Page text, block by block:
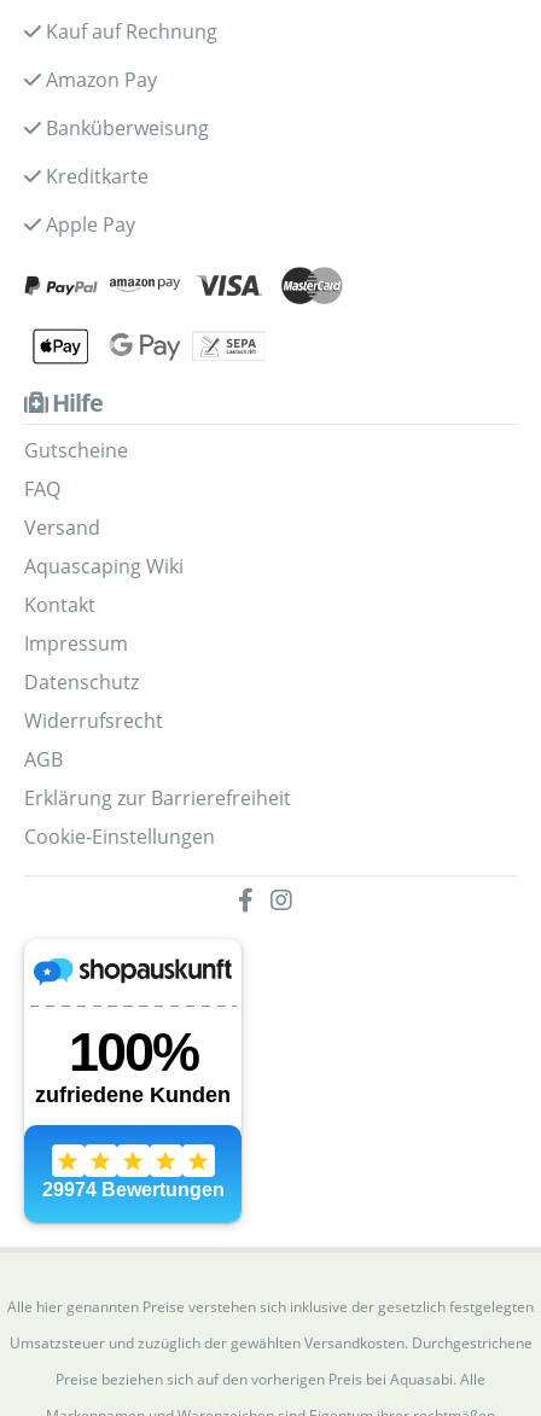
Kauf auf Rechnung
Amazon Pay
Banküberweisung
Kreditkarte
Apple Pay
Hilfe
Gutscheine
FAQ
Versand
Aquascaping Wiki
Kontakt
Impressum
Datenschutz
Widerrufsrecht
AGB
Erklärung zur Barrierefreiheit
Cookie-Einstellungen
Alle hier genannten Preise verstehen sich inklusive der gesetzlich festgelegten
Umsatzsteuer und zuzüglich der gewählten Versandkosten. Durchgestrichene
Preise beziehen sich auf den vorherigen Preis bei Aquasabi. Alle